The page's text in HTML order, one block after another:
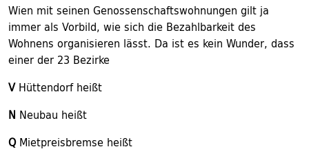
Wien mit seinen Genossenschaftswohnungen gilt ja
immer als Vorbild, wie sich die Bezahlbarkeit des
Wohnens organisieren lässt. Da ist es kein Wunder, dass
einer der 23 Bezirke
VHüttendorf heißt
N Neubau heißt
QMietpreisbremse heißt